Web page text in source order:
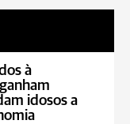
à
idosos a